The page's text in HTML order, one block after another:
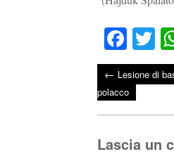
Fa
ce
bo
ok
T
Post
← Lesione di
polacco
Lascia un